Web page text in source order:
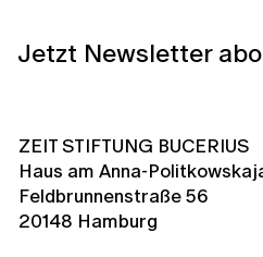
Jetzt Newsletter
ZEIT STIFTUNG BUCERIUS
Haus am Anna-
Feldbrunnenstraße 56
20148 Hamburg